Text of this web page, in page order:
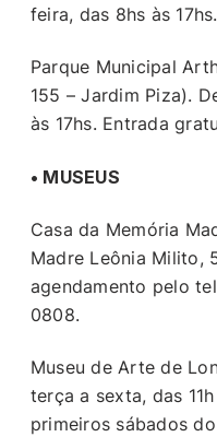
feira, das 8hs às
Parque Municipal
155 – Jardim Piza).
às 17hs. Entrada
• MUSEUS
Casa da Memória
Madre Leônia Milito,
agendamento pelo
0808.
Museu de Arte de
terça a sexta, das
primeiros sábados